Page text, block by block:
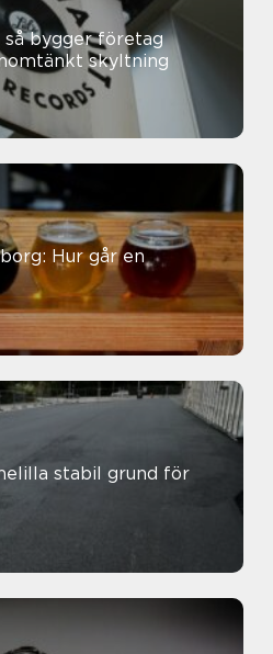
skyltning
Hur går en
för